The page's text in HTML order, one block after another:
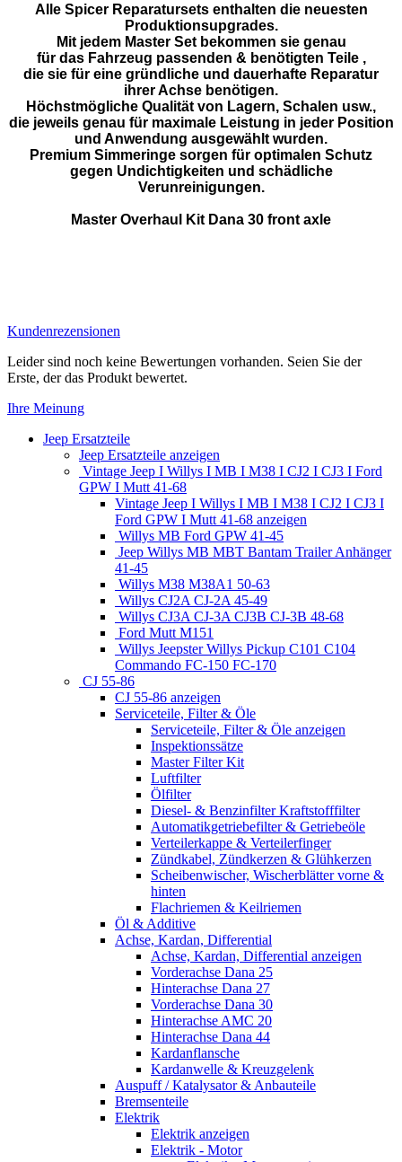
Alle Spicer Reparatursets enthalten die neuesten
Produktionsupgrades.
Mit jedem Master Set bekommen sie genau
für das Fahrzeug passenden & benötigten Teile ,
die sie für eine gründliche und dauerhafte Reparatur
ihrer Achse benötigen.
Höchstmögliche Qualität von Lagern, Schalen usw.,
die jeweils genau für maximale Leistung in jeder Position
und Anwendung ausgewählt wurden.
Premium Simmeringe sorgen für optimalen Schutz
gegen Undichtigkeiten und schädliche
Verunreinigungen.
Master Overhaul Kit Dana 30 front axle
Kundenrezensionen
Leider sind noch keine Bewertungen vorhanden. Seien Sie der
Erste, der das Produkt bewertet.
Ihre Meinung
Jeep Ersatzteile
Jeep Ersatzteile anzeigen
Vintage Jeep I Willys I MB I M38 I CJ2 I CJ3 I Ford
GPW I Mutt 41-68
Vintage Jeep I Willys I MB I M38 I CJ2 I CJ3 I
Ford GPW I Mutt 41-68 anzeigen
Willys MB Ford GPW 41-45
Jeep Willys MB MBT Bantam Trailer Anhänger
41-45
Willys M38 M38A1 50-63
Willys CJ2A CJ-2A 45-49
Willys CJ3A CJ-3A CJ3B CJ-3B 48-68
Ford Mutt M151
Willys Jeepster Willys Pickup C101 C104
Commando FC-150 FC-170
CJ 55-86
CJ 55-86 anzeigen
Serviceteile, Filter & Öle
Serviceteile, Filter & Öle anzeigen
Inspektionssätze
Master Filter Kit
Luftfilter
Ölfilter
Diesel- & Benzinfilter Kraftstofffilter
Automatikgetriebefilter & Getriebeöle
Verteilerkappe & Verteilerfinger
Zündkabel, Zündkerzen & Glühkerzen
Scheibenwischer, Wischerblätter vorne &
hinten
Flachriemen & Keilriemen
Öl & Additive
Achse, Kardan, Differential
Achse, Kardan, Differential anzeigen
Vorderachse Dana 25
Hinterachse Dana 27
Vorderachse Dana 30
Hinterachse AMC 20
Hinterachse Dana 44
Kardanflansche
Kardanwelle & Kreuzgelenk
Auspuff / Katalysator & Anbauteile
Bremsenteile
Elektrik
Elektrik anzeigen
Elektrik - Motor